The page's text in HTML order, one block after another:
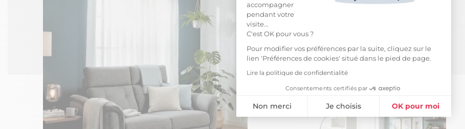
accompagner
pendant votre
visite...
C'est OK pour vous ?
Pour modifier vos préférences par la suite, cliquez sur le
lien 'Préférences de cookies' situé dans le pied de page.
Lire la politique de confidentialité
Consentements certifiés par
Non merci Je choisis OK pour moi
Plateforme de Gestion du Consentement : Personnalisez vos Options